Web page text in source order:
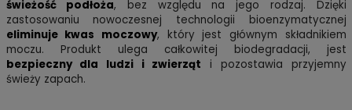
świeżość podłoża, bez względu na jego rodzaj. Dzięki
zastosowaniu nowoczesnej technologii bioenzymatycznej
eliminuje kwas moczowy, który jest głównym składnikiem
moczu. Produkt ulega całkowitej biodegradacji, jest
bezpieczny dla ludzi i zwierząt i pozostawia przyjemny
świeży zapach.